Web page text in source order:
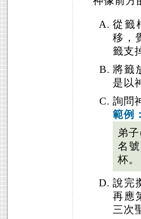
從籤
移，
籤支
將籤
是以
詢問
範例：
弟
名
杯。
說完
再應
三次